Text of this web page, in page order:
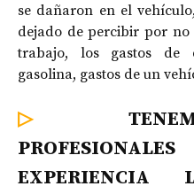
se dañaron en el
dejado de percibir por
trabajo, los gastos de
gasolina, gastos de un
▷